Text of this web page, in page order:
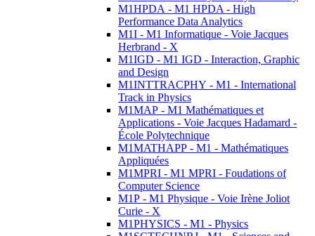
M1HPDA - M1 HPDA - High
Performance Data Analytics
M1I - M1 Informatique - Voie Jacques
Herbrand - X
M1IGD - M1 IGD - Interaction, Graphic
and Design
M1INTTRACPHY - M1 - International
Track in Physics
M1MAP - M1 Mathématiques et
Applications - Voie Jacques Hadamard -
École Polytechnique
M1MATHAPP - M1 - Mathématiques
Appliquées
M1MPRI - M1 MPRI - Foudations of
Computer Science
M1P - M1 Physique - Voie Irène Joliot
Curie - X
M1PHYSICS - M1 - Physics